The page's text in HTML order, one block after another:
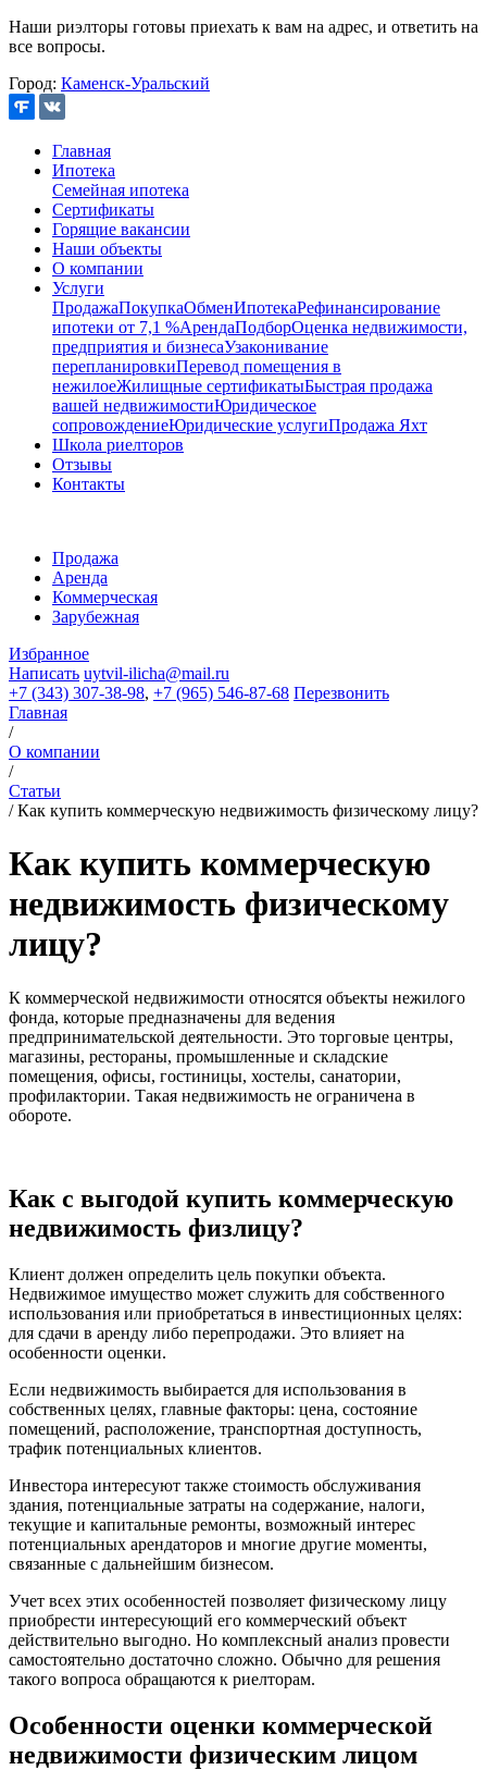
Наши риэлторы готовы приехать к вам на адрес, и ответить на
все вопросы.
Город: Каменск-Уральский
Главная
Ипотека
Семейная ипотека
Сертификаты
Горящие вакансии
Наши объекты
О компании
Услуги
ПродажаПокупкаОбменИпотекаРефинансирование
ипотеки от 7,1 %АрендаПодборОценка недвижимости,
предприятия и бизнесаУзаконивание
перепланировкиПеревод помещения в
нежилоеЖилищные сертификатыБыстрая продажа
вашей недвижимостиЮридическое
сопровождениеЮридические услугиПродажа Яхт
Школа риелторов
Отзывы
Контакты
Продажа
Аренда
Коммерческая
Зарубежная
Избранное
Написать uytvil-ilicha@mail.ru
+7 (343) 307-38-98, +7 (965) 546-87-68 Перезвонить
Главная
/
О компании
/
Статьи
/Как купить коммерческую недвижимость физическому лицу?
Как купить коммерческую
недвижимость физическому
лицу?
К коммерческой недвижимости относятся объекты нежилого
фонда, которые предназначены для ведения
предпринимательской деятельности. Это торговые центры,
магазины, рестораны, промышленные и складские
помещения, офисы, гостиницы, хостелы, санатории,
профилактории. Такая недвижимость не ограничена в
обороте.
Как с выгодой купить коммерческую
недвижимость физлицу?
Клиент должен определить цель покупки объекта.
Недвижимое имущество может служить для собственного
использования или приобретаться в инвестиционных целях:
для сдачи в аренду либо перепродажи. Это влияет на
особенности оценки.
Если недвижимость выбирается для использования в
собственных целях, главные факторы: цена, состояние
помещений, расположение, транспортная доступность,
трафик потенциальных клиентов.
Инвестора интересуют также стоимость обслуживания
здания, потенциальные затраты на содержание, налоги,
текущие и капитальные ремонты, возможный интерес
потенциальных арендаторов и многие другие моменты,
связанные с дальнейшим бизнесом.
Учет всех этих особенностей позволяет физическому лицу
приобрести интересующий его коммерческий объект
действительно выгодно. Но комплексный анализ провести
самостоятельно достаточно сложно. Обычно для решения
такого вопроса обращаются к риелторам.
Особенности оценки коммерческой
недвижимости физическим лицом